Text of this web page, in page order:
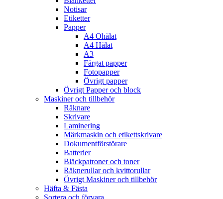
Notisar
Etiketter
Papper
A4 Ohålat
A4 Hålat
A3
Färgat papper
Fotopapper
Övrigt papper
Övrigt Papper och block
Maskiner och tillbehör
Räknare
Skrivare
Laminering
Märkmaskin och etikettskrivare
Dokumentförstörare
Batterier
Bläckpatroner och toner
Räknerullar och kvittorullar
Övrigt Maskiner och tillbehör
Häfta & Fästa
Sortera och förvara